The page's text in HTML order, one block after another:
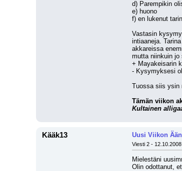
d) Parempikin
e) huono
f) en lukenut
Vastasin
intiaaneja.
akkareissa
mutta niinkuin jo
+ Mayakeisarin
- Kysymyksesi
Tuossa siis ysin
Kultainen
Kääk13 Uusi Viikon
Viesti 2 -
Mielestäni
Olin odottanut,